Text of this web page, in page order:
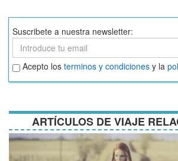
Suscribete a nuestra newsletter:
Suscribete
Aceptar
términos
y
Acepto los terminos y condiciones y la
ARTÍCULOS DE VIAJE